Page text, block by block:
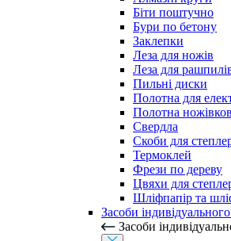
Біти поштучно
Бури по бетону
Заклепки
Леза для ножів
Леза для
Пильні диски
Полотна для
Полотна
Свердла
Скоби для
Термоклей
Фрези по дереву
Цвяхи для
Шліфпапір та
Засоби
Засоби